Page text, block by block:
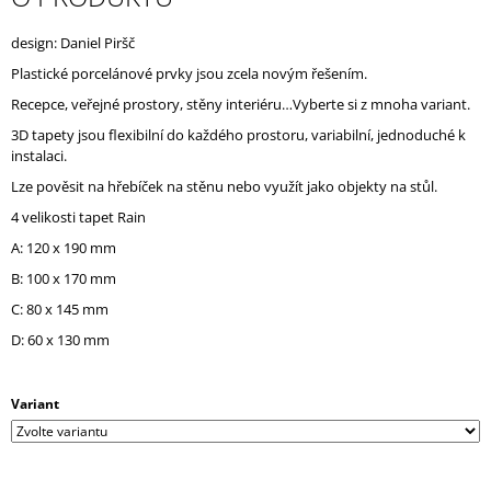
design: Daniel Piršč
Plastické porcelánové prvky jsou zcela novým řešením.
Recepce, veřejné prostory, stěny interiéru…Vyberte si z mnoha variant.
3D tapety jsou flexibilní do každého prostoru, variabilní, jednoduché k
instalaci.
Lze pověsit na hřebíček na stěnu nebo využít jako objekty na stůl.
4 velikosti tapet Rain
A: 120 x 190 mm
B: 100 x 170 mm
C: 80 x 145 mm
D: 60 x 130 mm
Variant
E
M
E